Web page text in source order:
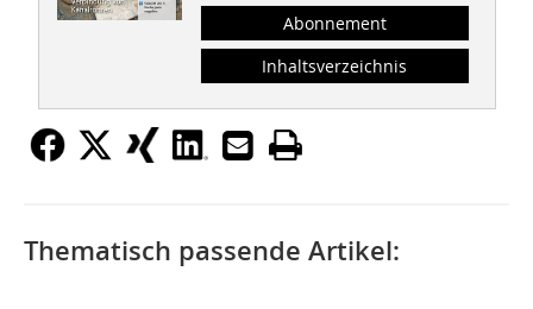
Abonnement
Inhaltsverzeichnis
Thematisch passende Artikel: